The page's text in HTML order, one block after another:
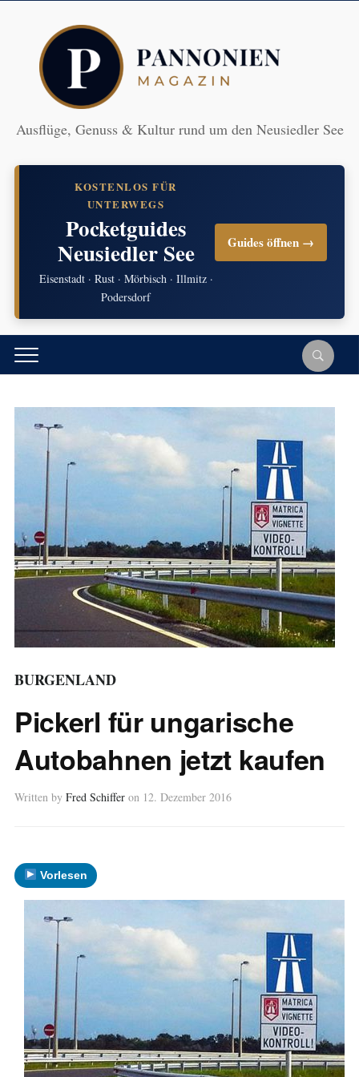
Ausflüge, Genuss & Kultur rund um den Neusiedler See
KOSTENLOS FÜR
UNTERWEGS
Pocketguides
Neusiedler See
Eisenstadt · Rust · Mörbisch · Illmitz ·
Podersdorf
Guides öffnen →
BURGENLAND
Pickerl für ungarische
Autobahnen jetzt kaufen
Written by Fred Schiffer on 12. Dezember 2016
Vorlesen